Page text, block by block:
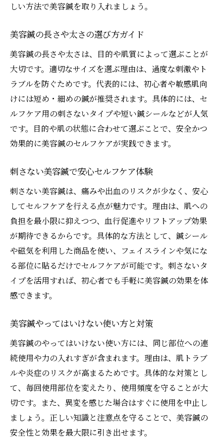
しい方法で美容鍼を取り入れましょう。
美容鍼の長さや太さの選び方ガイド
美容鍼の長さや太さは、目的や肌質によって選ぶことが
大切です。適切なサイズを選ぶ理由は、過度な刺激やト
ラブルを防ぐためです。代表的には、初心者や敏感肌向
けには短め・細めの鍼が推奨されます。具体的には、セ
ルフケア用の刺さないタイプや短い鍼シールなどが人気
です。目的や肌の状態に合わせて選ぶことで、安全かつ
効果的に美容鍼のセルフケアが実践できます。
刺さない美容鍼で安心セルフケア体験
刺さない美容鍼は、痛みや出血のリスクが少なく、安心
してセルフケアを行える点が魅力です。理由は、肌への
負担を最小限に抑えつつ、血行促進やリフトアップ効果
が期待できるからです。具体的な方法として、鍼シール
や磁気を利用した商品を使い、フェイスラインや気にな
る部位に貼るだけでセルフケアが可能です。刺さないタ
イプを活用すれば、初心者でも手軽に美容鍼の効果を体
感できます。
美容鍼やってはいけない使い方と対策
美容鍼のやってはいけない使い方には、同じ部位への連
続使用や力の入れすぎが含まれます。理由は、肌トラブ
ルや炎症のリスクが高まるためです。具体的な対策とし
て、毎回使用部位を変えたり、使用頻度を守ることが大
切です。また、異変を感じた場合はすぐに使用を中止し
ましょう。正しい知識と注意点を守ることで、美容鍼の
安全性と効果を最大限に引き出せます。